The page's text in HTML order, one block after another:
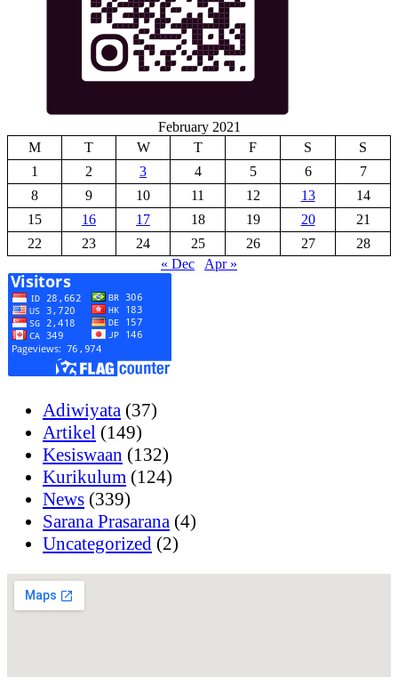
February 2021
M
T W T F S
S
1
2 3 4 5 6
7
8
9 10 11 12 13
14
15
16 17 18 19 20
21
22
23 24 25 26 27
28
« Dec
Apr »
Adiwiyata (37)
Artikel (149)
Kesiswaan (132)
Kurikulum (124)
News (339)
Sarana Prasarana (4)
Uncategorized (2)